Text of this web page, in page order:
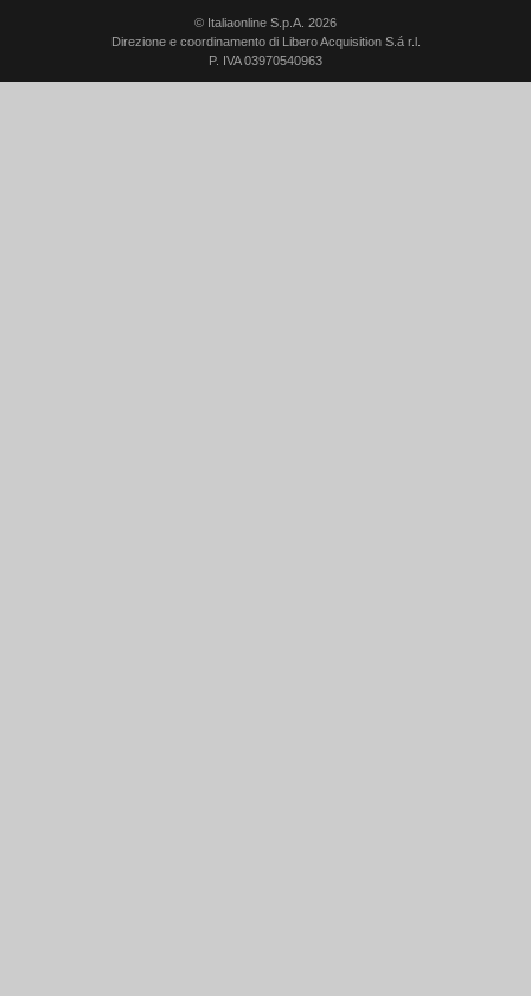
© Italiaonline S.p.A. 2026
Direzione e coordinamento di Libero Acquisition S.á r.l.
P. IVA 03970540963